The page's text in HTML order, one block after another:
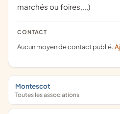
marchés ou foires,...)
CONTACT
Aucun moyen de contact publié.
Montescot
Toutes les associations